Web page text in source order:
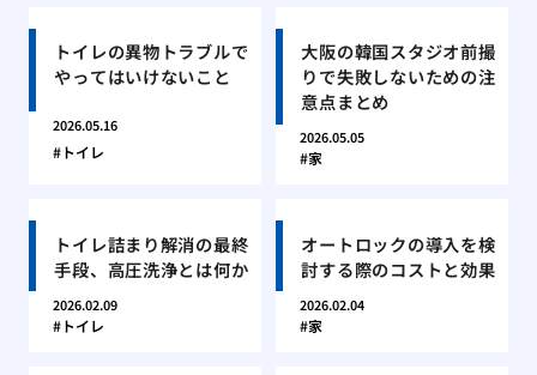
トイレの異物トラブルで
やってはいけないこと
2026.05.16
トイレ
大阪の韓国スタジオ前撮
りで失敗しないための注
意点まとめ
2026.05.05
家
トイレ詰まり解消の最終
手段、高圧洗浄とは何か
2026.02.09
トイレ
オートロックの導入を検
討する際のコストと効果
2026.02.04
家